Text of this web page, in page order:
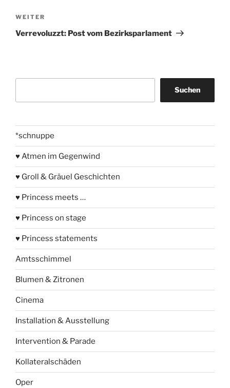
Nächster
Beitrag
WEITER
Verrevoluzzt: Post vom Bezirksparlament
Suchen
*schnuppe
♥ Atmen im Gegenwind
♥ Groll & Gräuel Geschichten
♥ Princess meets …
♥ Princess on stage
♥ Princess statements
Amtsschimmel
Blumen & Zitronen
Cinema
Installation & Ausstellung
Intervention & Parade
Kollateralschäden
Oper